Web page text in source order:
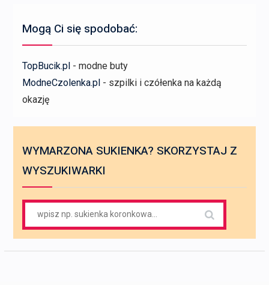
Mogą Ci się spodobać:
TopBucik.pl- modne buty
ModneCzolenka.pl- szpilki i czółenka na każdą
okazję
WYMARZONA SUKIENKA? SKORZYSTAJ Z
WYSZUKIWARKI